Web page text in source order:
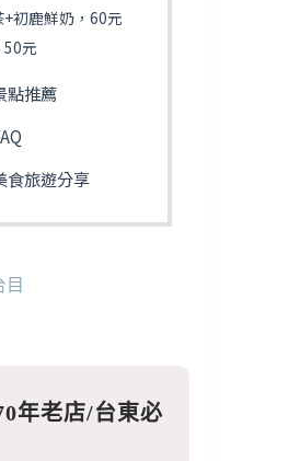
初鹿鮮奶，60元
50元
點推薦
食旅遊分享
年老店/台東必